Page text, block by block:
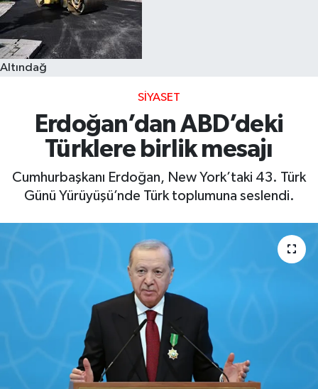
Altındağ
SIYASET
Erdoğan’dan ABD’deki
Türklere birlik mesajı
Cumhurbaşkanı Erdoğan, New York’taki 43. Türk
Günü Yürüyüşü’nde Türk toplumuna seslendi.